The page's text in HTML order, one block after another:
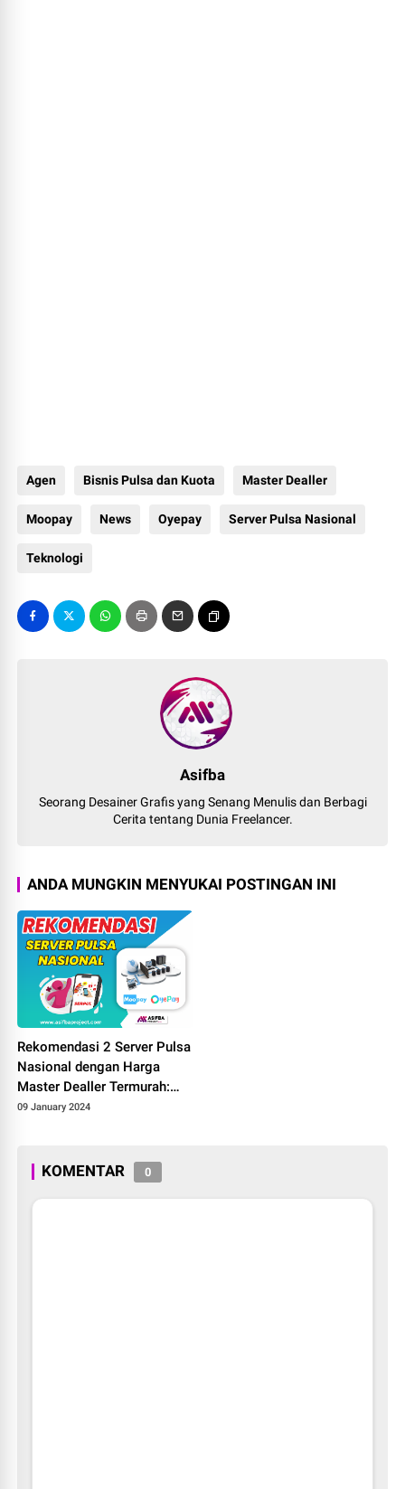
Agen Bisnis Pulsa dan Kuota Master Dealler
Moopay News Oyepay Server Pulsa Nasional
Teknologi
Asifba
Seorang Desainer Grafis yang Senang Menulis dan Berbagi
Cerita tentang Dunia Freelancer.
ANDA MUNGKIN MENYUKAI POSTINGAN INI
Rekomendasi 2 Server Pulsa
Nasional dengan Harga
Master Dealler Termurah:
Siap Jadi Mitra Usaha!
09 January 2024
KOMENTAR 0